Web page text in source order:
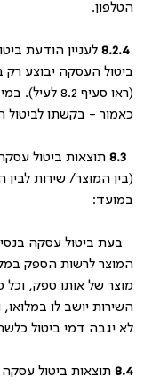
הטלפון.
לעניין הודעת
ביטול העסקה יבוצע
(ראו סעיף
כאמור - בקשתו
תוצאות ביטול
(בין המוצר/ שירות
במועד:
בעת ביטול עסקה
המוצר לרשות הספק
מוצר של אותו ספק,
השירות יושב לו
לא יגבה דמי ביטול
8.4 תוצאות ביטול